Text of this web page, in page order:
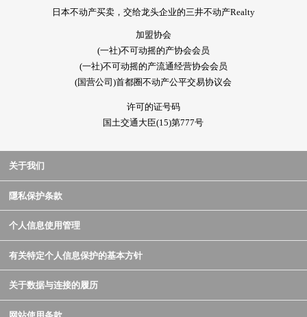
日本不动产买卖，交给龙头企业的三井不动产Realty
加盟协会
(一社)不可动摇的产协会会员
(一社)不可动摇的产流通经营协会会员
(国营公司)首都圈不动产公平交易协议会
许可的证号码
国土交通大臣(15)第777号
关于我们
隱私保护条款
个人信息使用管理
有关特定个人信息保护的基本方针
关于数据与连接的履历